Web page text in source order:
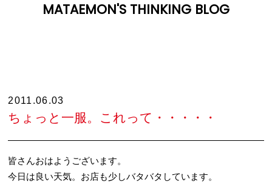
MATAEMON'S THINKING BLOG
2011.06.03
ちょっと一服。これって・・・・・
皆さんおはようございます。
今日は良い天気。お店も少しバタバタしています。